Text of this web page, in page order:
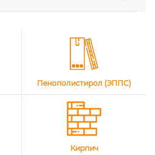
Пенополистирол (ЭППС)
Кирпич